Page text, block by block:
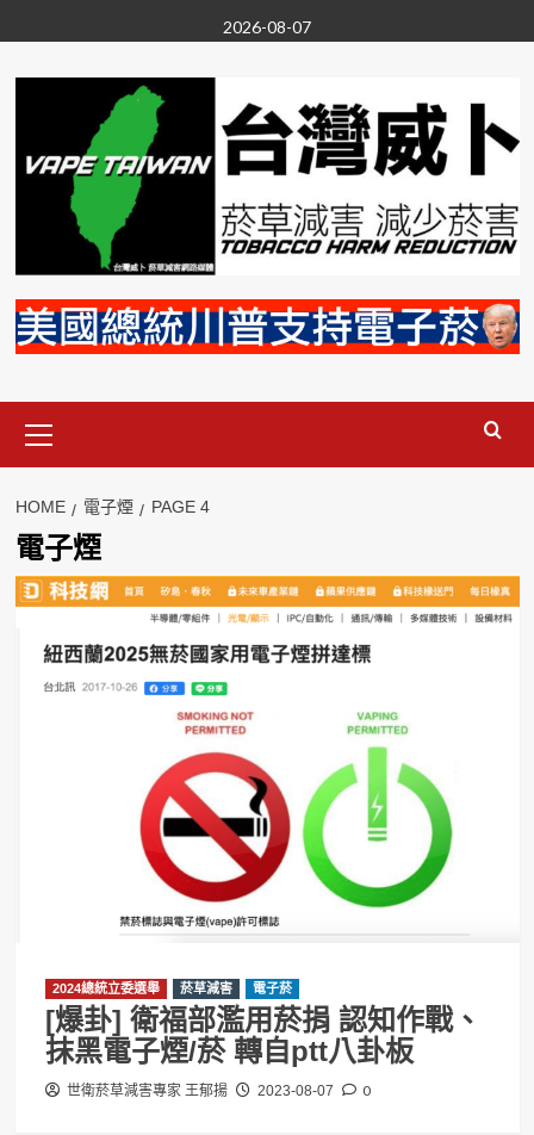
to
content
2026-08-07
Menu
HOME 電子煙 PAGE 4
電子煙
2024總統立委選舉 菸草減害 電子菸
[爆卦] 衛福部濫用菸捐 認知作戰、
抹黑電子煙/菸 轉自ptt八卦板
世衛菸草減害專家 王郁揚 2023-08-07 0